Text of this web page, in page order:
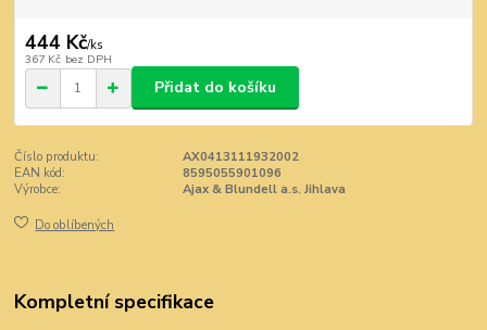
444 Kč/ks
367 Kč bez DPH
Přidat do košíku
Číslo produktu:
AX0413111932002
EAN kód:
8595055901096
Výrobce:
Ajax & Blundell a.s. Jihlava
Do oblíbených
Kompletní specifikace